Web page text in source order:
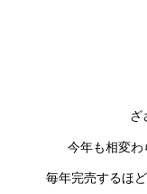
ざ
今年も相変わ
毎年完売するほ